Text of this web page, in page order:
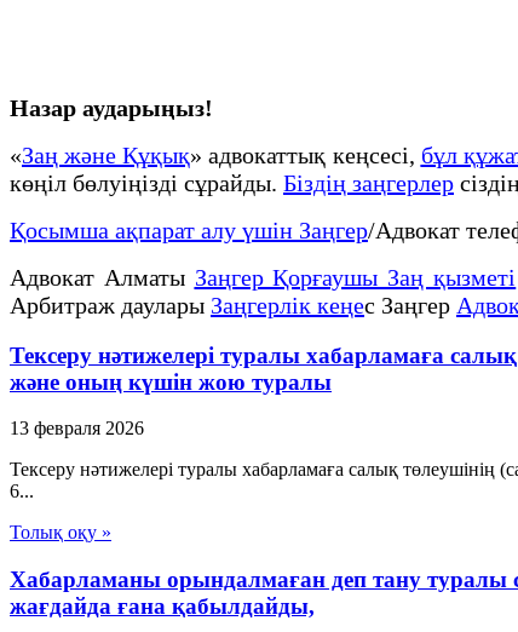
Назар аударыңыз!
«Заң және Құқық» адвокаттық кеңсесі, бұл
көңіл бөлуіңізді сұрайды. Біздің заңгерлер
Қосымша ақпарат алу үшін Заңгер/Адвокат
Адвокат Алматы Заңгер Қорғаушы Заң қызметі
Арбитраж даулары Заңгерлік кеңес Заңгер
Тексеру нәтижелері туралы хабарламаға
және оның күшін жою туралы
13 февраля 2026
Тексеру нәтижелері туралы хабарламаға салық
6...
Толық оқу »
Хабарламаны орындалмаған деп тану туралы
жағдайда ғана қабылдайды,